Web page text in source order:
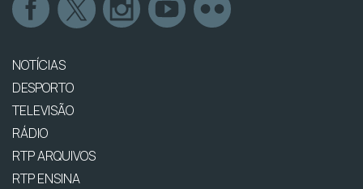
NOTÍCIAS
DESPORTO
TELEVISÃO
RÁDIO
RTP ARQUIVOS
RTP ENSINA